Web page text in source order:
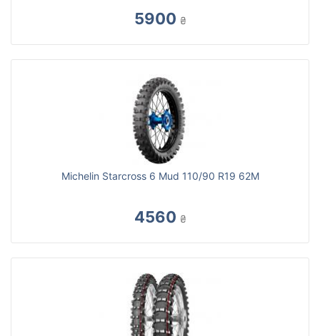
5900 ₴
Michelin Starcross 6 Mud 110/90 R19 62M
4560 ₴